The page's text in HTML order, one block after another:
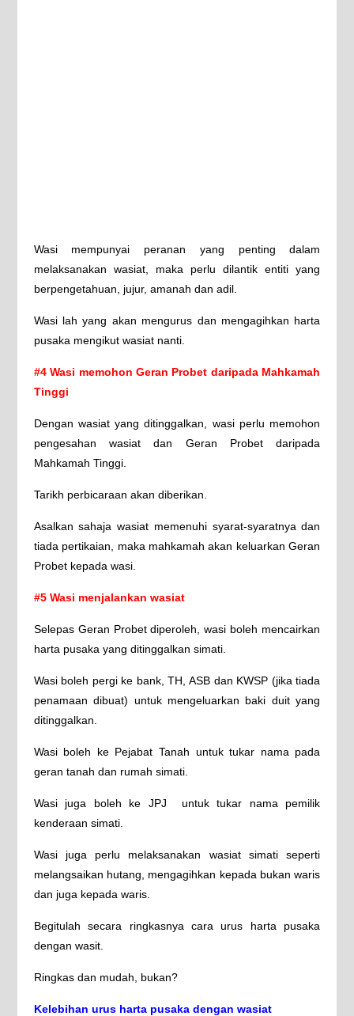
Wasi mempunyai peranan yang penting dalam
melaksanakan wasiat, maka perlu dilantik entiti yang
berpengetahuan, jujur, amanah dan adil.
Wasi lah yang akan mengurus dan mengagihkan harta
pusaka mengikut wasiat nanti.
#4 Wasi memohon Geran Probet daripada Mahkamah
Tinggi
Dengan wasiat yang ditinggalkan, wasi perlu memohon
pengesahan wasiat dan Geran Probet daripada
Mahkamah Tinggi.
Tarikh perbicaraan akan diberikan.
Asalkan sahaja wasiat memenuhi syarat-syaratnya dan
tiada pertikaian, maka mahkamah akan keluarkan Geran
Probet kepada wasi.
#5 Wasi menjalankan wasiat
Selepas Geran Probet diperoleh, wasi boleh mencairkan
harta pusaka yang ditinggalkan simati.
Wasi boleh pergi ke bank, TH, ASB dan KWSP (jika tiada
penamaan dibuat) untuk mengeluarkan baki duit yang
ditinggalkan.
Wasi boleh ke Pejabat Tanah untuk tukar nama pada
geran tanah dan rumah simati.
Wasi juga boleh ke JPJ untuk tukar nama pemilik
kenderaan simati.
Wasi juga perlu melaksanakan wasiat simati seperti
melangsaikan hutang, mengagihkan kepada bukan waris
dan juga kepada waris.
Begitulah secara ringkasnya cara urus harta pusaka
dengan wasit.
Ringkas dan mudah, bukan?
Kelebihan urus harta pusaka dengan wasiat